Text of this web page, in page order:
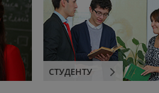
СТУДЕНТУ